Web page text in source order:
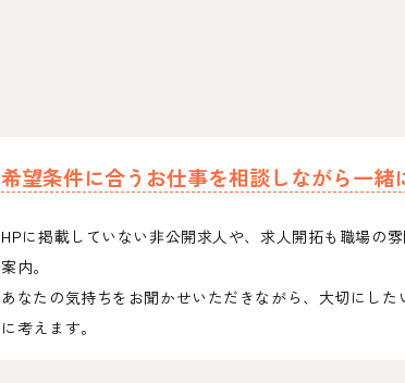
希望条件に合うお仕事を相談しながら一緒
HPに掲載していない非公開求人や、求人開拓も職場の
案内。
あなたの気持ちをお聞かせいただきながら、大切にし
に考えます。